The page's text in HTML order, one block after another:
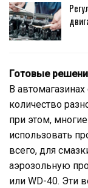
Готовые
В
количество
при этом,
использовать
всего, для
аэрозольную
или WD-40. Эти